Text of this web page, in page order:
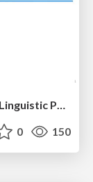
第64回CV・PRML勉強会 論文紹介：Linguistic Priors for Visual Decoupling: Towards Symmetric Vision-Brain Alignment
0 150